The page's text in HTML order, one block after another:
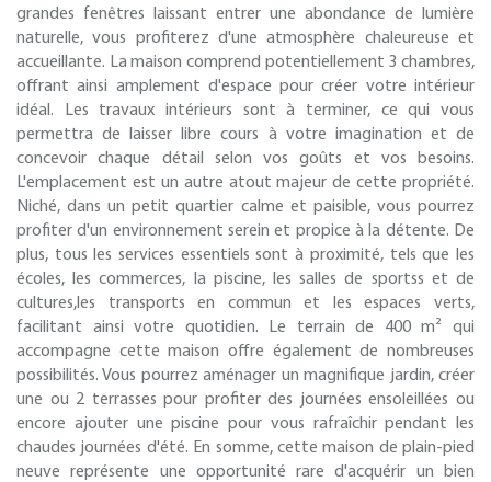
grandes fenêtres laissant entrer une abondance de lumière
naturelle, vous profiterez d'une atmosphère chaleureuse et
accueillante. La maison comprend potentiellement 3 chambres,
offrant ainsi amplement d'espace pour créer votre intérieur
idéal. Les travaux intérieurs sont à terminer, ce qui vous
permettra de laisser libre cours à votre imagination et de
concevoir chaque détail selon vos goûts et vos besoins.
L'emplacement est un autre atout majeur de cette propriété.
Niché, dans un petit quartier calme et paisible, vous pourrez
profiter d'un environnement serein et propice à la détente. De
plus, tous les services essentiels sont à proximité, tels que les
écoles, les commerces, la piscine, les salles de sportss et de
cultures,les transports en commun et les espaces verts,
facilitant ainsi votre quotidien. Le terrain de 400 m² qui
accompagne cette maison offre également de nombreuses
possibilités. Vous pourrez aménager un magnifique jardin, créer
une ou 2 terrasses pour profiter des journées ensoleillées ou
encore ajouter une piscine pour vous rafraîchir pendant les
chaudes journées d'été. En somme, cette maison de plain-pied
neuve représente une opportunité rare d'acquérir un bien